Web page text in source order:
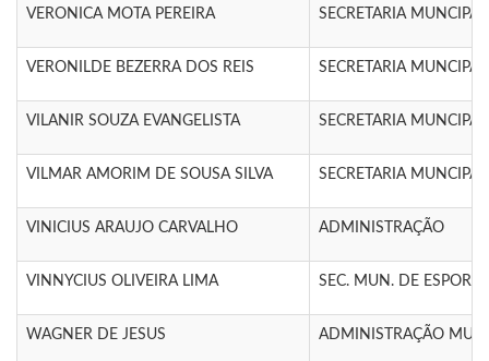
VERONICA MOTA PEREIRA SECRETARIA
VERONILDE BEZERRA DOS REIS SECRETARIA
VILANIR SOUZA EVANGELISTA SECRETARIA
VILMAR AMORIM DE SOUSA SILVA SECRETARIA
VINICIUS ARAUJO CARVALHO ADMINISTRAÇÃO
VINNYCIUS OLIVEIRA LIMA SEC. MUN. DE
WAGNER DE JESUS ADMINISTRAÇÃO MUN